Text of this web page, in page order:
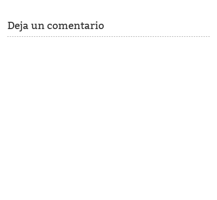
Deja un comentario